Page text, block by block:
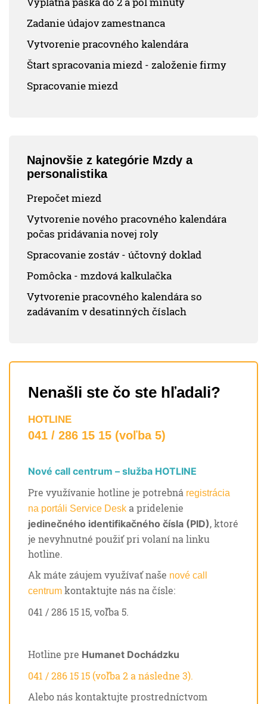
Zadanie údajov zamestnanca
Vytvorenie pracovného kalendára
Štart spracovania miezd - založenie firmy
Spracovanie miezd
Najnovšie z kategórie Mzdy a
personalistika
Prepočet miezd
Vytvorenie nového pracovného kalendára
počas pridávania novej roly
Spracovanie zostáv - účtovný doklad
Pomôcka - mzdová kalkulačka
Vytvorenie pracovného kalendára so
zadávaním v desatinných číslach
Nenašli ste čo ste hľadali?
HOTLINE
041 / 286 15 15 (voľba 5)
Nové call centrum – služba HOTLINE
Pre využívanie hotline je potrebná registrácia
na portáli Service Desk a pridelenie
jedinečného identifikačného čísla (PID), ktoré
je nevyhnutné použiť pri volaní na linku
hotline.
Ak máte záujem využívať naše nové call
centrum kontaktujte nás na čísle:
041 / 286 15 15, voľba 5.
Hotline pre Humanet Dochádzku
041 / 286 15 15 (voľba 2 a následne 3).
Alebo nás kontaktujte prostredníctvom